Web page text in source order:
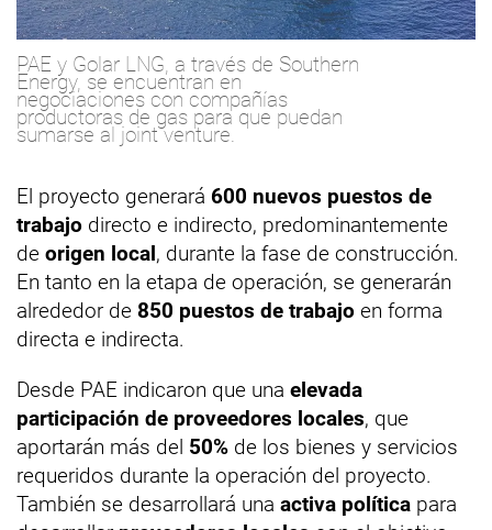
PAE y Golar LNG, a través de Southern
Energy, se encuentran en
negociaciones con compañías
productoras de gas para que puedan
sumarse al joint venture.
El proyecto generará 600 nuevos puestos de
trabajo directo e indirecto, predominantemente
de origen local, durante la fase de construcción.
En tanto en la etapa de operación, se generarán
alrededor de 850 puestos de trabajo en forma
directa e indirecta.
Desde PAE indicaron que una elevada
participación de proveedores locales, que
aportarán más del 50% de los bienes y servicios
requeridos durante la operación del proyecto.
También se desarrollará una activa política para